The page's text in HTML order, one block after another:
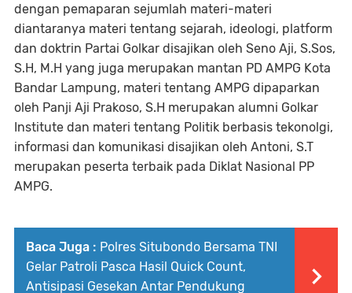
dengan pemaparan sejumlah materi-materi
diantaranya materi tentang sejarah, ideologi, platform
dan doktrin Partai Golkar disajikan oleh Seno Aji, S.Sos,
S.H, M.H yang juga merupakan mantan PD AMPG Kota
Bandar Lampung, materi tentang AMPG dipaparkan
oleh Panji Aji Prakoso, S.H merupakan alumni Golkar
Institute dan materi tentang Politik berbasis tekonolgi,
informasi dan komunikasi disajikan oleh Antoni, S.T
merupakan peserta terbaik pada Diklat Nasional PP
AMPG.
Baca Juga : Polres Situbondo Bersama TNI
Gelar Patroli Pasca Hasil Quick Count,
Antisipasi Gesekan Antar Pendukung